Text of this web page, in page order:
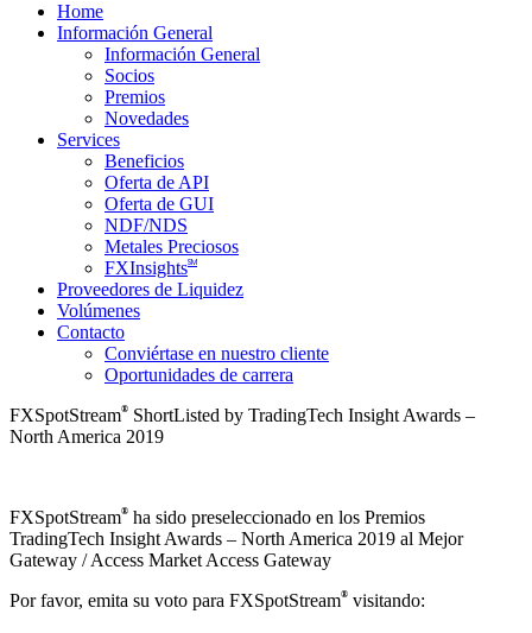
Home
Información General
Información General
Socios
Premios
Novedades
Services
Beneficios
Oferta de API
Oferta de GUI
NDF/NDS
Metales Preciosos
FXInsightsSM
Proveedores de Liquidez
Volúmenes
Contacto
Conviértase en nuestro cliente
Oportunidades de carrera
FXSpotStream® ShortListed by TradingTech Insight Awards –
North America 2019
FXSpotStream® ha sido preseleccionado en los Premios
TradingTech Insight Awards – North America 2019 al Mejor
Gateway / Access Market Access Gateway
Por favor, emita su voto para FXSpotStream® visitando: